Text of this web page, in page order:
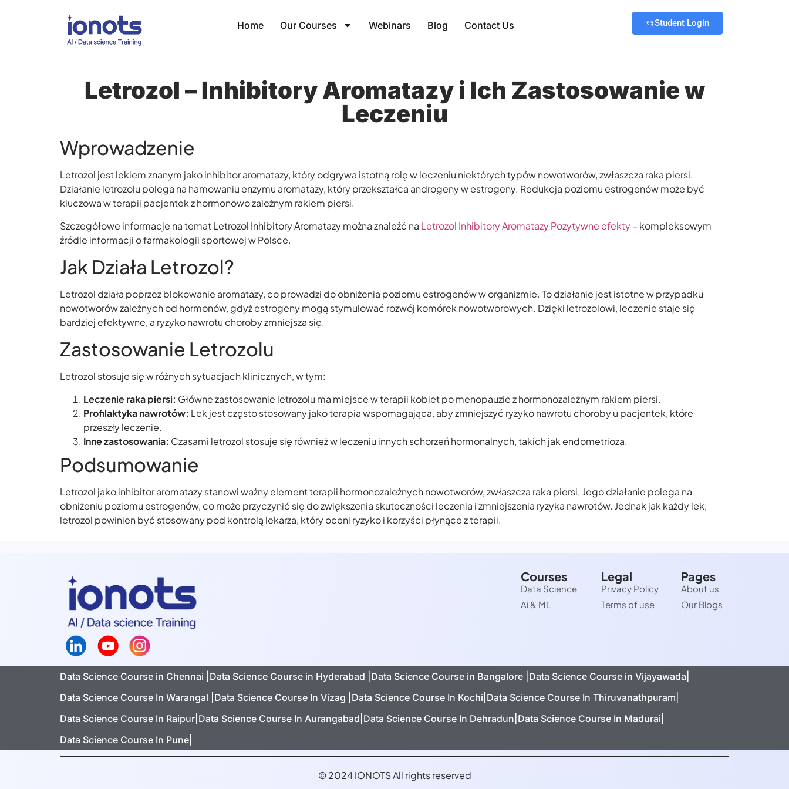
Home Our Courses Webinars Blog Contact Us Student Login
Letrozol – Inhibitory Aromatazy i Ich Zastosowanie w
Leczeniu
Wprowadzenie
Letrozol jest lekiem znanym jako inhibitor aromatazy, który odgrywa istotną rolę w leczeniu niektórych typów nowotworów, zwłaszcza raka piersi.
Działanie letrozolu polega na hamowaniu enzymu aromatazy, który przekształca androgeny w estrogeny. Redukcja poziomu estrogenów może być
kluczowa w terapii pacjentek z hormonowo zależnym rakiem piersi.
Szczegółowe informacje na temat Letrozol Inhibitory Aromatazy można znaleźć na Letrozol Inhibitory Aromatazy Pozytywne efekty– kompleksowym
źródle informacji o farmakologii sportowej w Polsce.
Jak Działa Letrozol?
Letrozol działa poprzez blokowanie aromatazy, co prowadzi do obniżenia poziomu estrogenów w organizmie. To działanie jest istotne w przypadku
nowotworów zależnych od hormonów, gdyż estrogeny mogą stymulować rozwój komórek nowotworowych. Dzięki letrozolowi, leczenie staje się
bardziej efektywne, a ryzyko nawrotu choroby zmniejsza się.
Zastosowanie Letrozolu
Letrozol stosuje się w różnych sytuacjach klinicznych, w tym:
Leczenie raka piersi: Główne zastosowanie letrozolu ma miejsce w terapii kobiet po menopauzie z hormonozależnym rakiem piersi.
Profilaktyka nawrotów: Lek jest często stosowany jako terapia wspomagająca, aby zmniejszyć ryzyko nawrotu choroby u pacjentek, które
przeszły leczenie.
Inne zastosowania: Czasami letrozol stosuje się również w leczeniu innych schorzeń hormonalnych, takich jak endometrioza.
Podsumowanie
Letrozol jako inhibitor aromatazy stanowi ważny element terapii hormonozależnych nowotworów, zwłaszcza raka piersi. Jego działanie polega na
obniżeniu poziomu estrogenów, co może przyczynić się do zwiększenia skuteczności leczenia i zmniejszenia ryzyka nawrotów. Jednak jak każdy lek,
letrozol powinien być stosowany pod kontrolą lekarza, który oceni ryzyko i korzyści płynące z terapii.
Courses
Data Science
Ai & ML
Legal
Privacy Policy
Terms of use
Pages
About us
Our Blogs
Data Science Course in Chennai | Data Science Course in Hyderabad | Data Science Course in Bangalore | Data Science Course in Vijayawada|
Data Science Course In Warangal | Data Science Course In Vizag | Data Science Course In Kochi| Data Science Course In Thiruvanathpuram|
Data Science Course In Raipur| Data Science Course In Aurangabad| Data Science Course In Dehradun| Data Science Course In Madurai|
Data Science Course In Pune|
© 2024 IONOTS All rights reserved